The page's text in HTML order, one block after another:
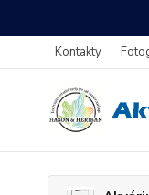
Kontakty